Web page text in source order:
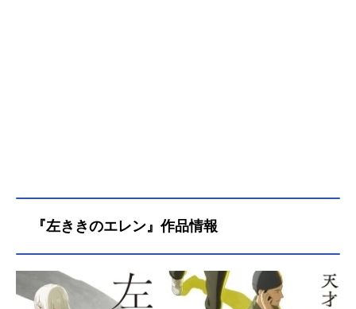
『左ききのエレン』作品情報